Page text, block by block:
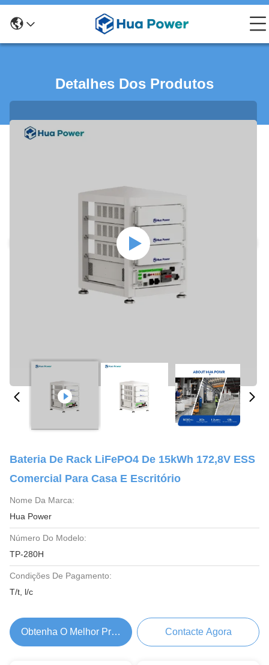
Detalhes Dos Produtos
Bateria De Rack LiFePO4 De 15kWh 172,8V ESS
Comercial Para Casa E Escritório
Nome Da Marca:
Hua Power
Número Do Modelo:
TP-280H
Condições De Pagamento:
T/t, l/c
Obtenha O Melhor Preço Contacte Agora